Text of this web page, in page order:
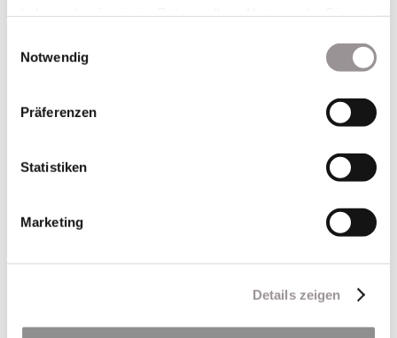
Notwendig
Präferenzen
Statistiken
Marketing
Details zeigen
Neuzugang im Team Erdbau Unser neuer Mobilbagger
gleichbleibender Leistungsfähigkeit aus. Die
Beitrag zum...